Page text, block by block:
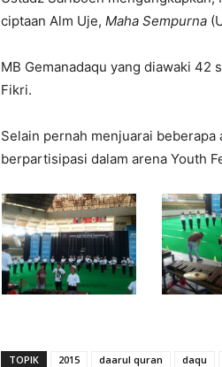
ciptaan Alm Uje, Maha Sempurna
MB Gemanadaqu yang diawaki 42
Fikri.
Selain pernah menjuarai
berpartisipasi dalam arena Youth
TOPIK 2015 daarul quran daqu